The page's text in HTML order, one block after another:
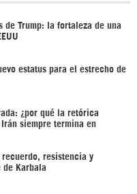
de Trump: la fortaleza de una
estatus para el estrecho de
¿por qué la retórica
siempre termina en
resistencia y
de Karbala